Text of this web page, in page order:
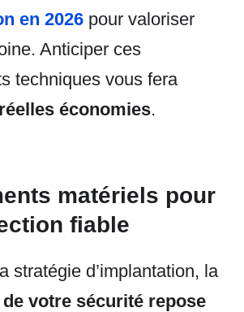
en 2026 pour valoriser
Anticiper ces
techniques vous fera
économies.
matériels pour
fiable
stratégie d’implantation, la
votre sécurité repose